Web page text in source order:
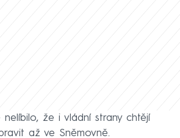
že i vládní strany chtějí
až ve Sněmovně.